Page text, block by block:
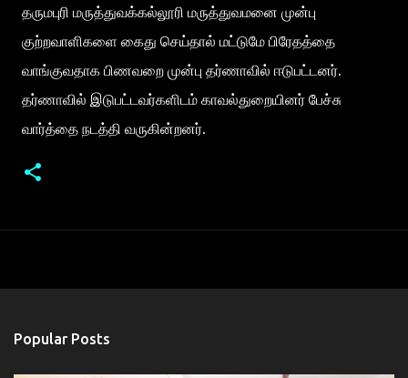
தருமபுரி மருத்துவக்கல்லூரி மருத்துவமனை முன்பு
குற்றவாளிகளை கைது செய்தால் மட்டுமே பிரேதத்தை
வாங்குவதாக பிணவறை முன்பு தர்ணாவில் ஈடுபட்டனர்.
தர்ணாவில் இடுபட்டவர்களிடம் காவல்துறையினர் பேச்சு
வார்த்தை நடத்தி வருகின்றனர்.
Popular Posts